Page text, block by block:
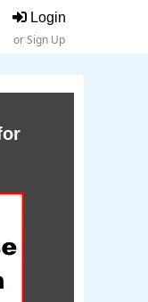
Login
or Sign Up